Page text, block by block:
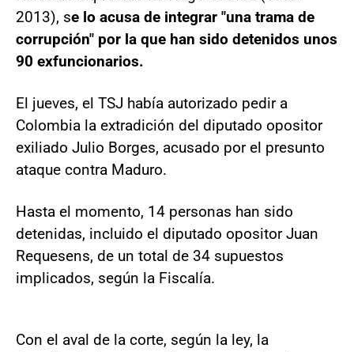
2013), se lo acusa de integrar "una trama de
corrupción" por la que han sido detenidos unos
90 exfuncionarios.
El jueves, el TSJ había autorizado pedir a
Colombia la extradición del diputado opositor
exiliado Julio Borges, acusado por el presunto
ataque contra Maduro.
Hasta el momento, 14 personas han sido
detenidas, incluido el diputado opositor Juan
Requesens, de un total de 34 supuestos
implicados, según la Fiscalía.
Con el aval de la corte, según la ley, la